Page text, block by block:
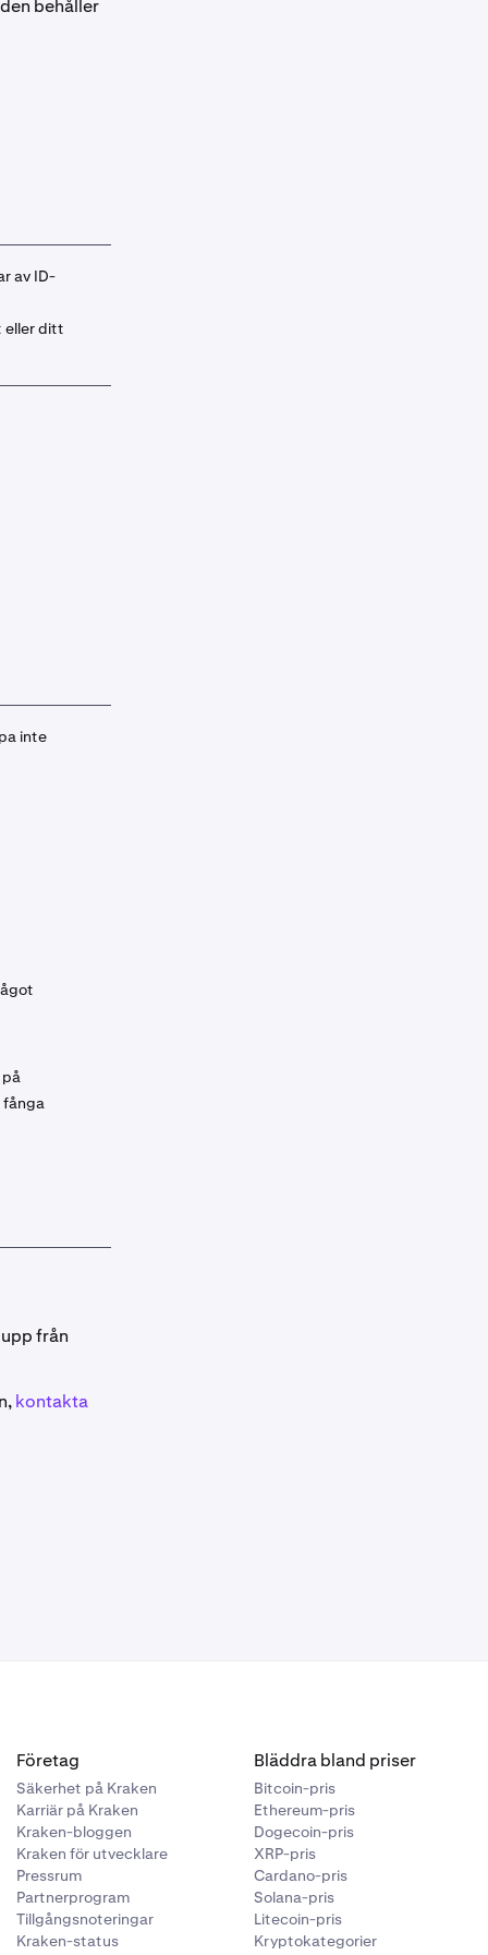
behåller
av ID-
eller ditt
inte
fånga
från
kontakta
Företag
Säkerhet på Kraken
Karriär på Kraken
Kraken-bloggen
Kraken för utvecklare
Pressrum
Partnerprogram
Tillgångsnoteringar
Kraken-status
Bläddra bland priser
Bitcoin-pris
Ethereum-pris
Dogecoin-pris
XRP-pris
Cardano-pris
Solana-pris
Litecoin-pris
Kryptokategorier